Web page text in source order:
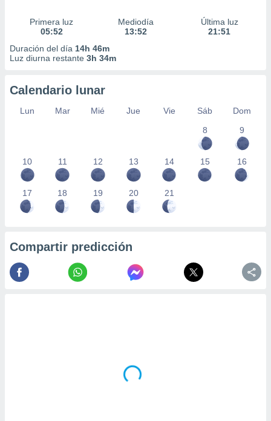
Primera luz
05:52
Mediodía
13:52
Última luz
21:51
Duración del día 14h 46m
Luz diurna restante 3h 34m
Calendario lunar
Lun Mar Mié Jue Vie Sáb
Dom
8
9
10 11 12 13 14 15 16
17 18 19 20 21
Compartir predicción